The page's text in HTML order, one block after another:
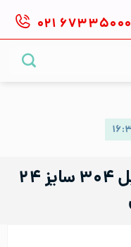
۰۲۱ ۶۷۳۳۵۰۰۰
لوله صنعتی بدون درز استیل ۳۰۴ سایز ۲۴